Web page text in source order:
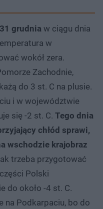
grudnia w ciągu dnia
w
wokół zera.
Zachodnie,
do 3 st. C na plusie.
i w województwie
się -2 st. C. Tego dnia
chłód sprawi,
wschodzie krajobraz
trzeba przygotować
Polski
do około -4 st. C.
na Podkarpaciu, bo do